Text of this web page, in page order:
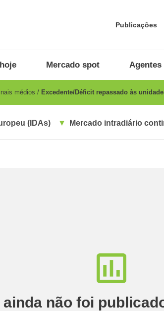
Publicações
Mercado spot Agentes
médios Excedente/Déficit repassado às
(IDAs) Mercado intradiário
não foi